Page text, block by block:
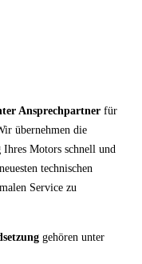
Ansprechpartner für
übernehmen die
Ihres Motors schnell und
technischen
Service zu
gehören unter